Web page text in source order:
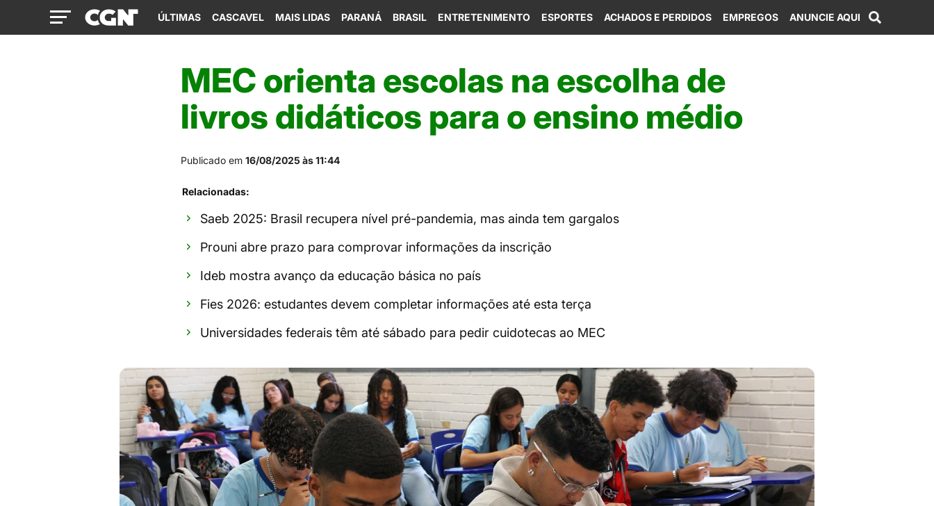
ÚLTIMAS CASCAVEL MAIS LIDAS PARANÁ BRASIL ENTRETENIMENTO ESPORTES ACHADOS E PERDIDOS EMPREGOS ANUNCIE AQUI
MEC orienta escolas na escolha de
livros didáticos para o ensino médio
Publicado em 16/08/2025 às 11:44
Relacionadas:
Saeb 2025: Brasil recupera nível pré-pandemia, mas ainda tem gargalos
Prouni abre prazo para comprovar informações da inscrição
Ideb mostra avanço da educação básica no país
Fies 2026: estudantes devem completar informações até esta terça
Universidades federais têm até sábado para pedir cuidotecas ao MEC